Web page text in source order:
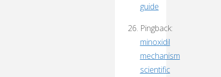
guide
Pingback:
minoxidil
mechanism
scientific